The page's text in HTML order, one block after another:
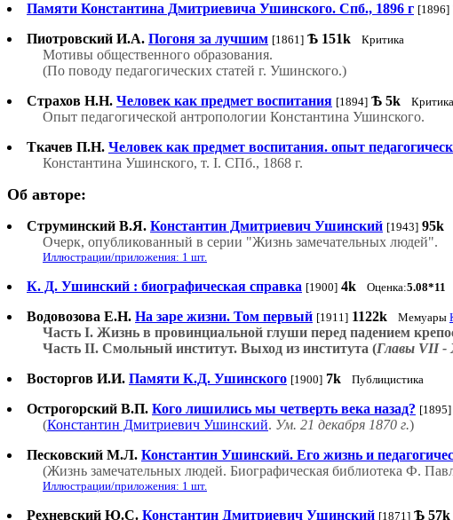
Памяти Константина Дмитриевича Ушинского. Спб., 1896 г [1896]
Пиотровский И.А. Погоня за лучшим [1861] Ѣ 151k Критика
Мотивы общественного образования.
(По поводу педагогических статей г. Ушинского.)
Страхов Н.Н. Человек как предмет воспитания [1894] Ѣ 5k Критика
Опыт педагогической антропологии Константина Ушинского.
Ткачев П.Н. Человек как предмет воспитания. опыт
Константина Ушинского, т. I. СПб., 1868 г.
Об авторе:
Струминский В.Я. Константин Дмитриевич Ушинский [1943] 95k
Очерк, опубликованный в серии "Жизнь замечательных людей".
Иллюстрации/приложения: 1 шт.
К. Д. Ушинский : биографическая справка [1900] 4k Оценка:5.08*11
Водовозова Е.Н. На заре жизни. Том первый [1911] 1122k Мемуары
Часть I. Жизнь в провинциальной глуши перед падением
Часть II. Смольный институт. Выход из института (Главы VII -
Восторгов И.И. Памяти К.Д. Ушинского [1900] 7k Публицистика
Острогорский В.П. Кого лишились мы четверть века назад? [1895]
(Константин Дмитриевич Ушинский. Ум. 21 декабря 1870 г.)
Песковский М.Л. Константин Ушинский. Его жизнь и
(Жизнь замечательных людей. Биографическая библиотека Ф.
Иллюстрации/приложения: 1 шт.
Рехневский Ю.С. Константин Дмитриевич Ушинский [1871] Ѣ 57k